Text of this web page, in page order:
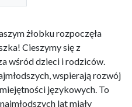
żłobku rozpoczęła
Cieszymy się z
wśród dzieci i rodziców.
wspierają rozwój
językowych. To
lat miały